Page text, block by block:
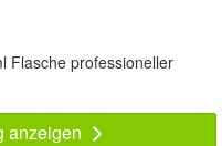
Flasche professioneller
anzeigen